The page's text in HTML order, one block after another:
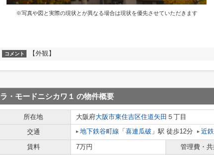
※写真や図と実際の現状とが異なる場合は現状を優先させていただきます
コメント 【外観】
ラ・モードニシカワ１ の物件概要
所在地 大阪府大阪市東住吉区住道矢田 ５丁目
交通
地下鉄谷町線 「 喜連瓜破 」駅 徒歩12分 近
賃料 7万円 管理費・